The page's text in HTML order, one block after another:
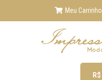
Meu Carrinho
R$